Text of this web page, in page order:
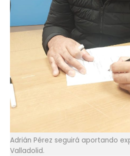
Adrián Pérez seguirá aportando
Valladolid.